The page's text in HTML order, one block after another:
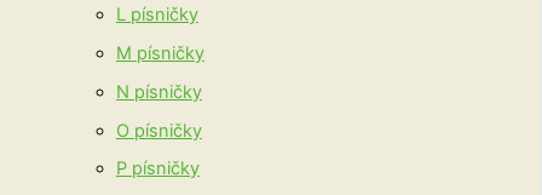
L písničky
M písničky
N písničky
O písničky
P písničky